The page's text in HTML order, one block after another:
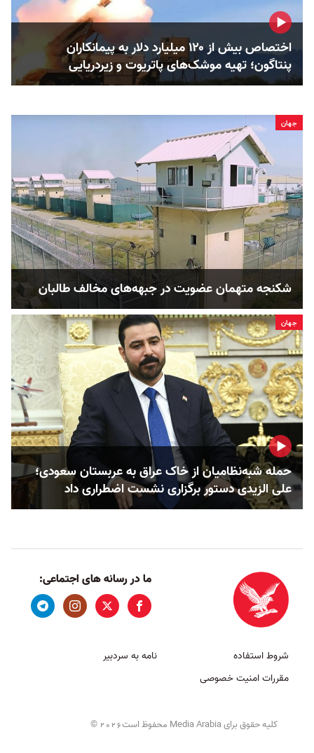
اختصاص بیش از ۱۲۰ میلیارد دلار به پیمانکاران
پنتاگون؛ تهیه موشک‌های پاتریوت و زیردریایی‌
جهان
شکنجه متهمان عضویت در جبهه‌های مخالف طالبان
جهان
حمله‌ شبه‌نظامیان از خاک عراق به عربستان سعودی؛
علی الزیدی دستور برگزاری نشست اضطراری داد
ما در رسانه های اجتماعی:
شروط استفاده
مقررات امنیت خصوصی
نامه به سردبیر
کلیه حقوق برای Media Arabia محفوظ است 2026
©